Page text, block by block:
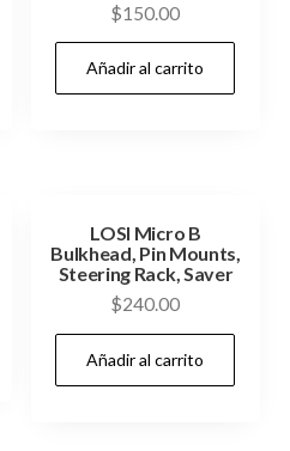
$150.00
Añadir al carrito
LOSI Micro B
Bulkhead, Pin Mounts,
Steering Rack, Saver
$240.00
Añadir al carrito